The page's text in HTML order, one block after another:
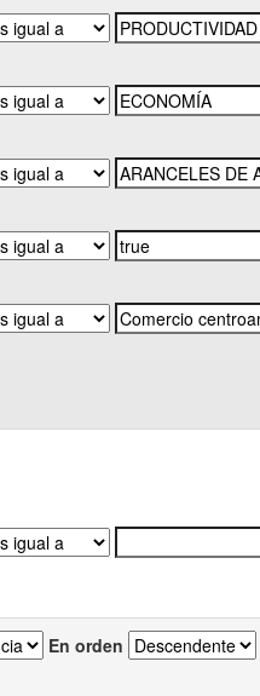
En orden